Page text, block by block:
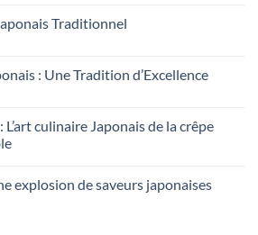
Traditionnel
: Une Tradition d’Excellence
culinaire Japonais de la crêpe
explosion de saveurs japonaises